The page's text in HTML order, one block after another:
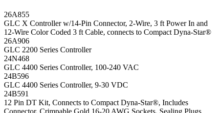
26A855
GLC X Controller w/14-Pin Connector, 2-Wire, 3 ft Power In and
12-Wire Color Coded 3 ft Cable, connects to Compact Dyna-Star®
26A906
GLC 2200 Series Controller
24N468
GLC 4400 Series Controller, 100-240 VAC
24B596
GLC 4400 Series Controller, 9-30 VDC
24B591
12 Pin DT Kit, Connects to Compact Dyna-Star®, Includes